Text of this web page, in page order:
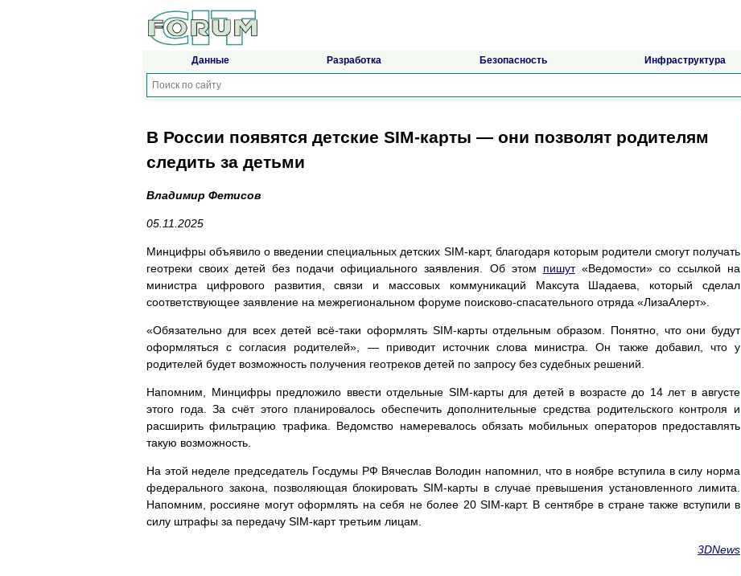
Данные Разработка Безопасность Инфраструктура
В России появятся детские SIM-карты — они позволят родителям
следить за детьми
Владимир Фетисов
05.11.2025
Минцифры объявило о введении специальных детских SIM-карт, благодаря которым родители смогут получать
геотреки своих детей без подачи официального заявления. Об этом пишут«Ведомости» со ссылкой на
министра цифрового развития, связи и массовых коммуникаций Максута Шадаева, который сделал
соответствующее заявление на межрегиональном форуме поисково-спасательного отряда «ЛизаАлерт».
«Обязательно для всех детей всё-таки оформлять SIM-карты отдельным образом. Понятно, что они будут
оформляться с согласия родителей», — приводит источник слова министра. Он также добавил, что у
родителей будет возможность получения геотреков детей по запросу без судебных решений.
Напомним, Минцифры предложило ввести отдельные SIM-карты для детей в возрасте до 14 лет в августе
этого года. За счёт этого планировалось обеспечить дополнительные средства родительского контроля и
расширить фильтрацию трафика. Ведомство намеревалось обязать мобильных операторов предоставлять
такую возможность.
На этой неделе председатель Госдумы РФ Вячеслав Володин напомнил, что в ноябре вступила в силу норма
федерального закона, позволяющая блокировать SIM-карты в случае превышения установленного лимита.
Напомним, россияне могут оформлять на себя не более 20 SIM-карт. В сентябре в стране также вступили в
силу штрафы за передачу SIM-карт третьим лицам.
3DNews